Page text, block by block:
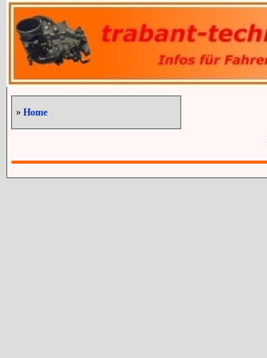
» Home